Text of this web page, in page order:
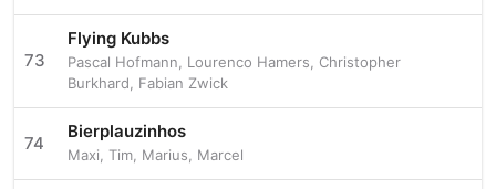
73
Flying Kubbs
Pascal Hofmann Lourenco Hamers
Christopher
Burkhard
Fabian Zwick
74
Bierplauzinhos
Maxi Tim Marius Marcel